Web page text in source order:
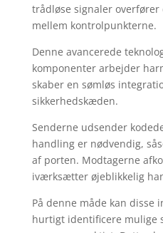
trådløse signaler
mellem kontrolpunkterne.
Denne avancerede
komponenter arbejder
skaber en sømløs
sikkerhedskæden.
Senderne udsender
handling er nødvendig,
af porten. Modtagerne
iværksætter øjeblikkelig
På denne måde kan disse
hurtigt identificere mulige